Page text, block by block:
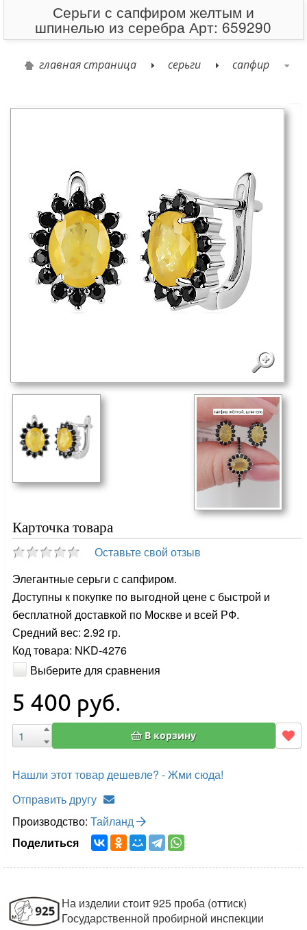
Серьги с сапфиром желтым и
шпинелью из серебра Арт: 659290
главная страница серьги сапфир
Карточка товара
Оставьте свой отзыв
Элегантные серьги с сапфиром.
Доступны к покупке по выгодной цене с быстрой и
бесплатной доставкой по Москве и всей РФ.
Средний вес: 2.92 гр.
Код товара: NKD-4276
Выберите для сравнения
5 400 руб.
В корзину
Нашли этот товар дешевле? - Жми сюда!
Отправить другу
Производство:Тайланд
Поделиться
На изделии стоит 925 проба (оттиск)
Государственной пробирной инспекции